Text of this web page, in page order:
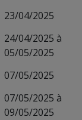
23/04/2025
24/04/2025 à
05/05/2025
07/05/2025
07/05/2025 à
09/05/2025